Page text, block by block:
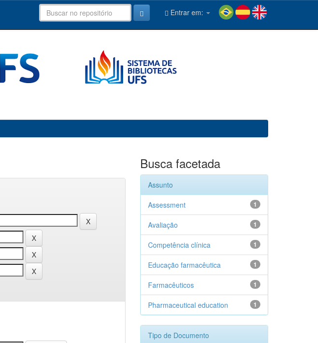
Entrar em:
Busca facetada
Assunto
1
Assessment
1
Avaliação
1
Competência clínica
1
Educação farmacêutica
1
Farmacêuticos
1
Pharmaceutical education
Tipo de Documento